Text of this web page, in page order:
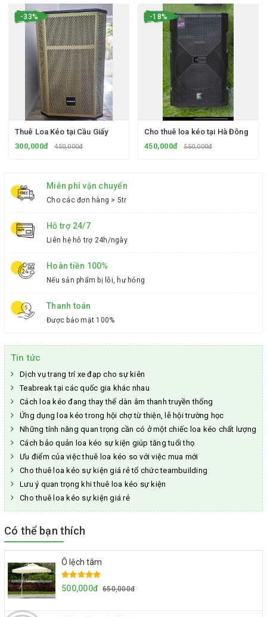
-33%
Thuê Loa Kéo tại Cầu Giấy
300,000đ
450,000đ
-18%
Cho thuê loa kéo tại Hà Đông
450,000đ
550,000đ
Miễn phí vận chuyển
Cho các đơn hàng > 5tr
Hỗ trợ 24/7
Liên hệ hỗ trợ 24h/ngày
Hoàn tiền 100%
Nếu sản phẩm bị lỗi, hư hỏng
Thanh toán
Được bảo mật 100%
Tin tức
Dịch vụ trang trí xe đạp cho sự kiên
Teabreak tại các quốc gia khác nhau
Cách loa kéo đang thay thế dàn âm thanh truyền thống
Ứng dụng loa kéo trong hội chợ từ thiện, lễ hội trường học
Những tính năng quan trọng cần có ở một chiếc loa kéo chất lượng
Cách bảo quản loa kéo sự kiện giúp tăng tuổi thọ
Ưu điểm của việc thuê loa kéo so với việc mua mới
Cho thuê loa kéo sự kiện giá rẻ tổ chức teambuilding
Lưu ý quan trọng khi thuê loa kéo sự kiện
Cho thuê loa kéo sự kiện giá rẻ
Có thể bạn thích
Ô lệch tâm
500,000đ 650,000đ